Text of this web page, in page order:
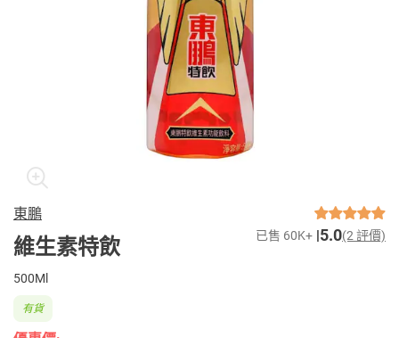
東鵬
維生素特飲 已售 60K+ 5.0(2 評價)
500Ml
有貨